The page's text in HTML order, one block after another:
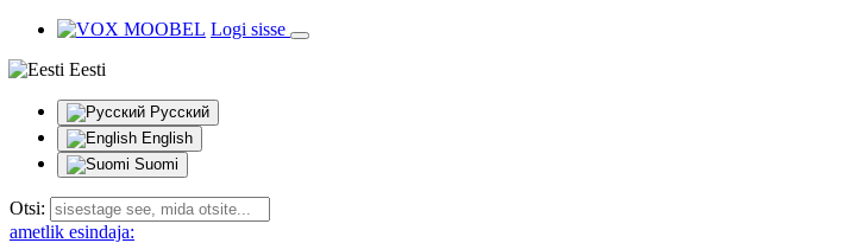
Logi sisse
Eesti
Русский
English
Suomi
Otsi:
ametlik esindaja: